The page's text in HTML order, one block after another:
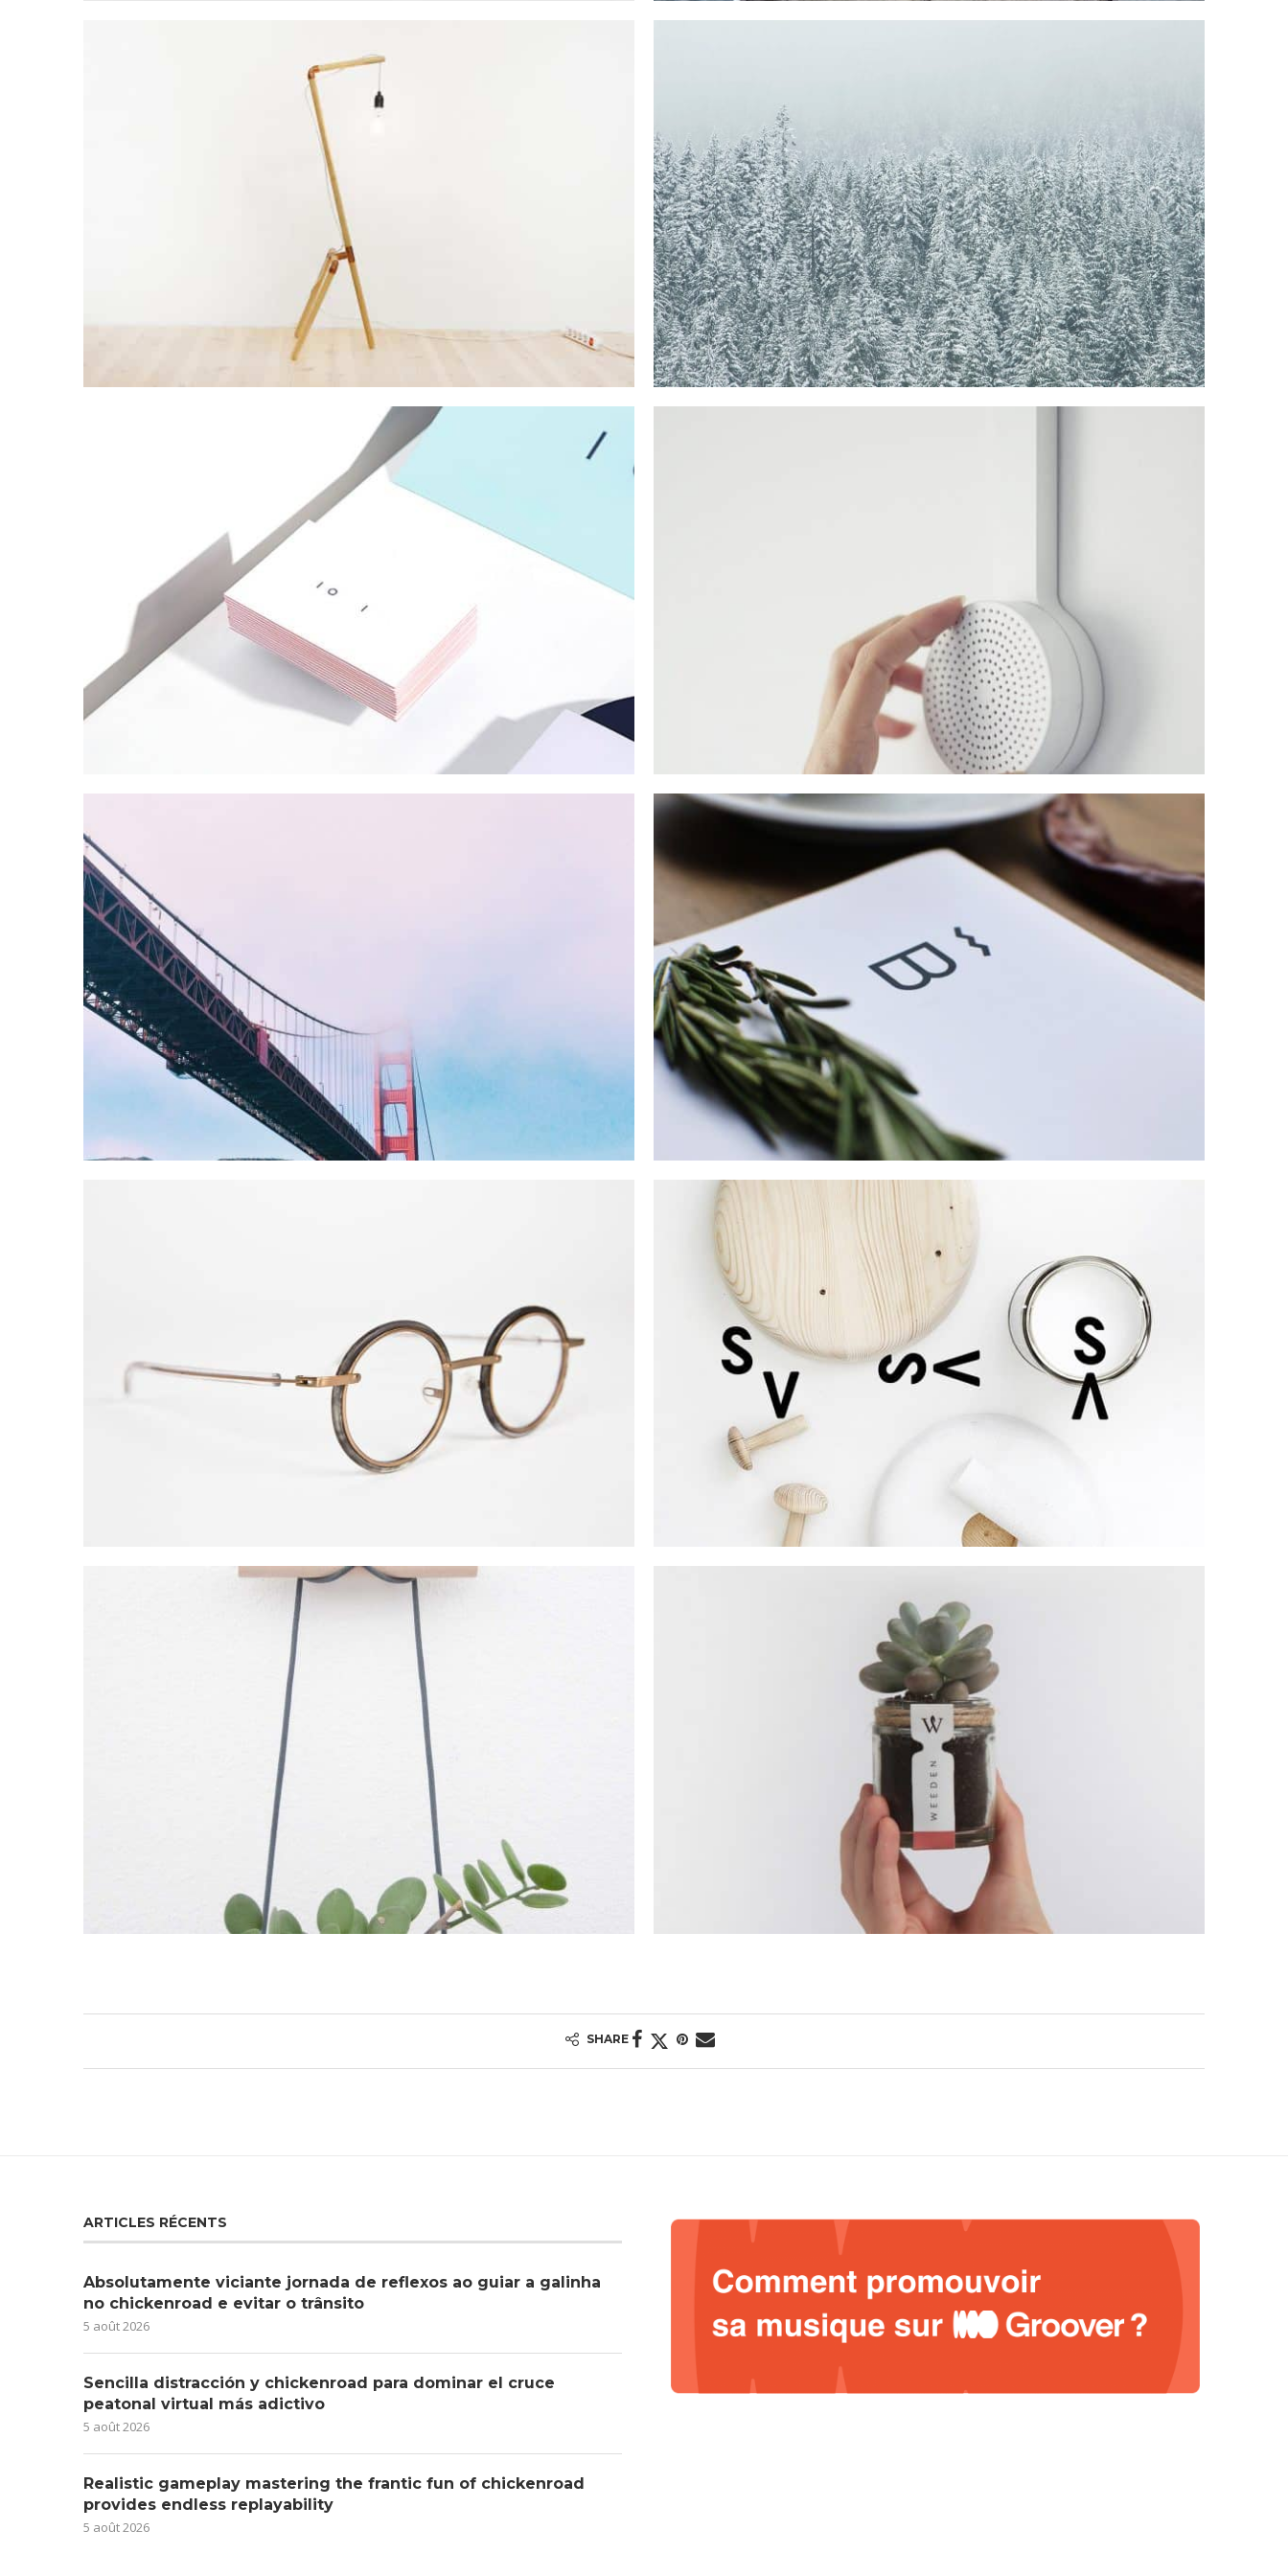
SHARE
ARTICLES RÉCENTS
Absolutamente viciante jornada de reflexos ao guiar a galinha
no chickenroad e evitar o trânsito
5 août 2026
Sencilla distracción y chickenroad para dominar el cruce
peatonal virtual más adictivo
5 août 2026
Realistic gameplay mastering the frantic fun of chickenroad
provides endless replayability
5 août 2026